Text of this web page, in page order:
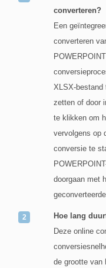
converteren?
Een
converteren
XLSX-bestand
zetten of door
te klikken om
vervolgens op
conversie te
doorgaan met
Hoe lang
Deze online
de grootte van